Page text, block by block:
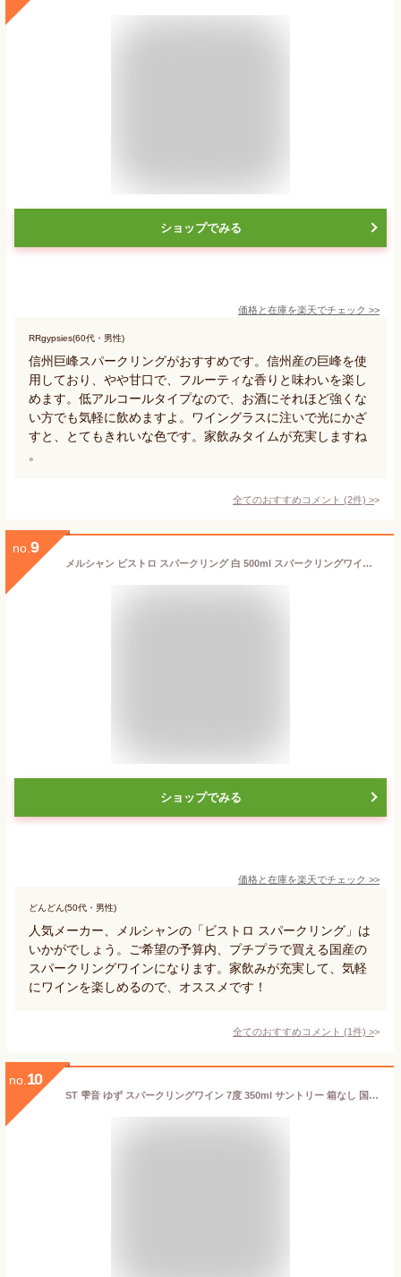
ショップでみる
価格と在庫を楽天でチェック >>
RRgypsies(60代・男性)
信州巨峰スパークリングがおすすめです。信州産の巨峰を使
用しており、やや甘口で、フルーティな香りと味わいを楽し
めます。低アルコールタイプなので、お酒にそれほど強くな
い方でも気軽に飲めますよ。ワイングラスに注いで光にかざ
すと、とてもきれいな色です。家飲みタイムが充実しますね
。
全てのおすすめコメント (2件) >
no. 9
メルシャン ビストロ スパークリング 白 500ml スパークリングワイン 白泡 中口 日本 国産ワイン 長Sお中元 敬老 御中元 御中元ギフト 中元 中元ギフト
ショップでみる
価格と在庫を楽天でチェック >>
どんどん(50代・男性)
人気メーカー、メルシャンの「ビストロ スパークリング」は
いかがでしょう。ご希望の予算内、プチプラで買える国産の
スパークリングワインになります。家飲みが充実して、気軽
にワインを楽しめるので、オススメです！
全てのおすすめコメント (1件) >
no. 10
ST 雫音 ゆず スパークリングワイン 7度 350ml サントリー 箱なし 国産 しずね wine_DF3YM【 スパークリング ワイン お酒 洋酒 suntory フルーツ 結婚祝い 内祝い 退職祝い 敬老の日 プレゼント ギフト 祖父 おじいちゃん おばあちゃん 】【ワインならリカオー】